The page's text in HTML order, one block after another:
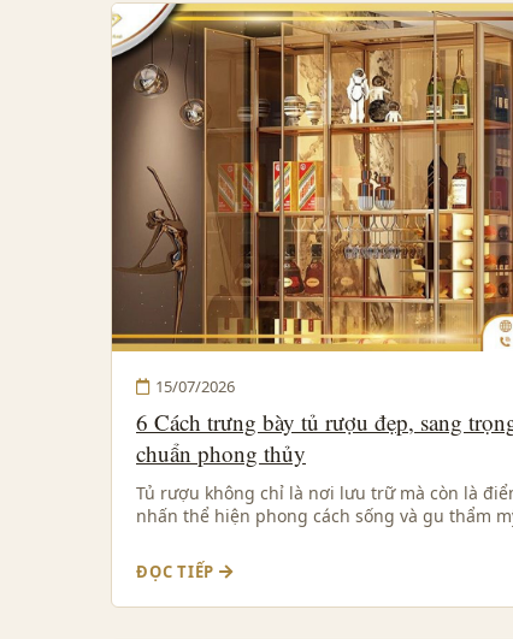
15/07/2026
6 Cách trưng bày tủ rượu đẹp, sang
chuẩn phong thủy
Tủ rượu không chỉ là nơi lưu trữ mà còn là
nhấn thể hiện phong cách sống và gu thẩm
ĐỌC TIẾP